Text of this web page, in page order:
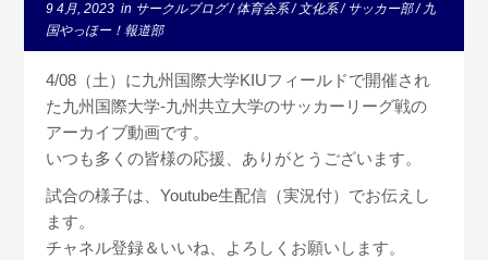
9 4月, 2023 in サークルブログ/体育会系/ 文化系/ サッカー部/九
国やっほー！報道部
4/08（土）に九州国際大学KIUフィールドで開催され
た九州国際大学-九州共立大学のサッカーリーグ戦の
アーカイブ動画です。
いつも多くの皆様の応援、ありがとうございます。
試合の様子は、Youtube生配信（実況付）でお伝えし
ます。
チャネル登録＆いいね、よろしくお願いします。